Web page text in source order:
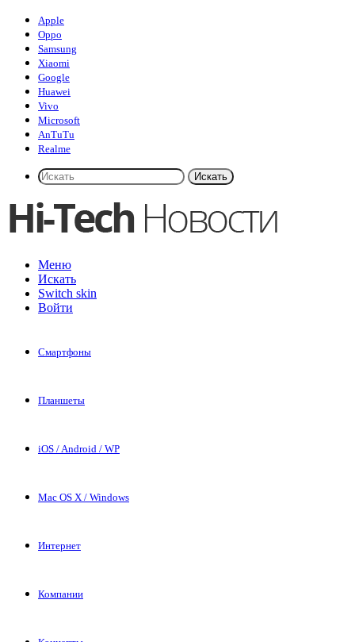
Apple
Oppo
Samsung
Xiaomi
Google
Huawei
Vivo
Microsoft
AnTuTu
Realme
Искать
Меню
Искать
Switch skin
Войти
Смартфоны
Планшеты
iOS / Android / WP
Mac OS X / Windows
Интернет
Компании